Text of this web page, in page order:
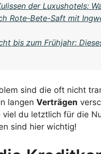
der Luxushotels:
Rote-Bete-Saft mit
bis zum Frühjahr:
sind die oft nicht
langen Verträgen
viel du letztlich für die
sind hier wichtig!